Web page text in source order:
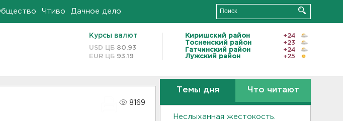
Чтиво Дачное дело
Курсы валют
USD ЦБ 80.93
EUR ЦБ 93.19
Киришский район
+24
Тосненский район
+23
Гатчинский район
+24
Лужский район
+25
8169
Темы дня Что читают
Неслыханная жестокость.